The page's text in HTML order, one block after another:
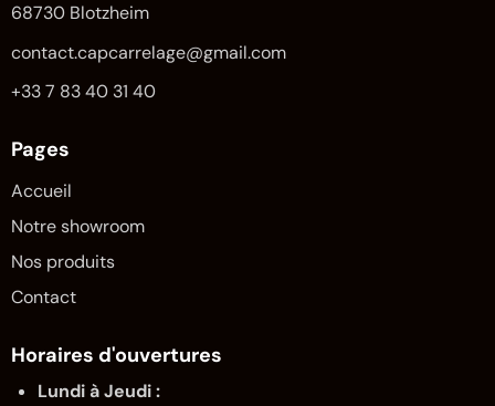
68730 Blotzheim
contact.capcarrelage@gmail.com
+33 7 83 40 31 40
Pages
Accueil
Notre showroom
Nos produits
Contact
Horaires d'ouvertures
Lundi à Jeudi :